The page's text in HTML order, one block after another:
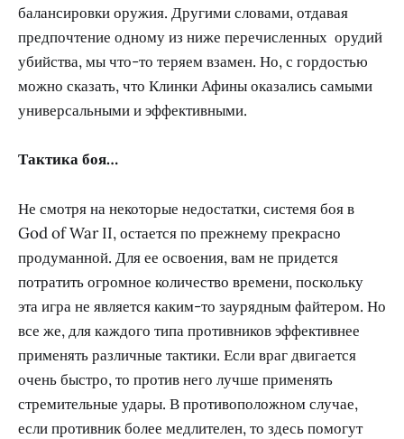
балансировки оружия. Другими словами, отдавая
предпочтение одному из ниже перечисленных орудий
убийства, мы что-то теряем взамен. Но, с гордостью
можно сказать, что Клинки Афины оказались самыми
универсальными и эффективными.
Тактика боя…
Не смотря на некоторые недостатки, системя боя в
God of War II, остается по прежнему прекрасно
продуманной. Для ее освоения, вам не придется
потратить огромное количество времени, поскольку
эта игра не является каким-то заурядным файтером. Но
все же, для каждого типа противников эффективнее
применять различные тактики. Если враг двигается
очень быстро, то против него лучше применять
стремительные удары. В противоположном случае,
если противник более медлителен, то здесь помогут